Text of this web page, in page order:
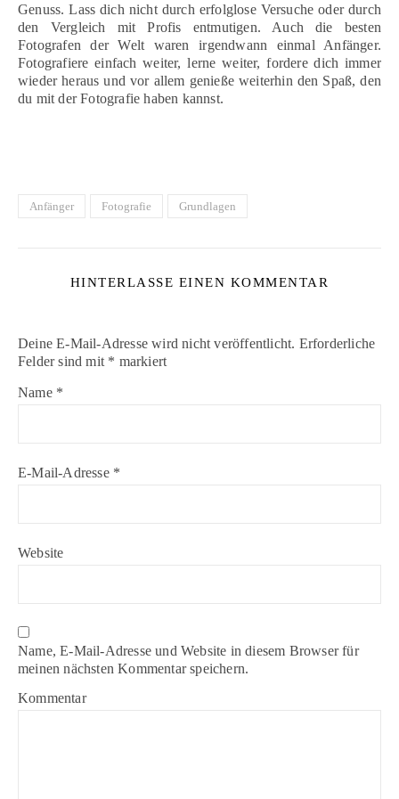
Genuss. Lass dich nicht durch erfolglose Versuche oder durch
den Vergleich mit Profis entmutigen. Auch die besten
Fotografen der Welt waren irgendwann einmal Anfänger.
Fotografiere einfach weiter, lerne weiter, fordere dich immer
wieder heraus und vor allem genieße weiterhin den Spaß, den
du mit der Fotografie haben kannst.
Anfänger Fotografie Grundlagen
HINTERLASSE EINEN KOMMENTAR
Deine E-Mail-Adresse wird nicht veröffentlicht. Erforderliche
Felder sind mit * markiert
Name *
E-Mail-Adresse *
Website
Name, E-Mail-Adresse und Website in diesem Browser für
meinen nächsten Kommentar speichern.
Kommentar